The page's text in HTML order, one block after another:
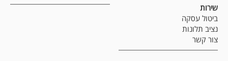
שירות
ביטול עסקה
נציב תלונות
צור קשר